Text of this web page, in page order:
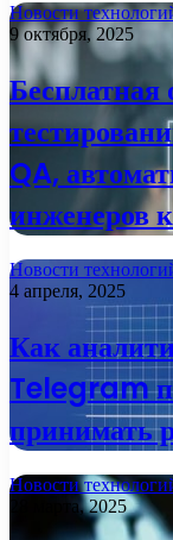
Новости
9 октября, 2025
QA,
инженеров
Новости
4 апреля, 2025
Как
Telegram
принимать
Новости
28 марта, 2025